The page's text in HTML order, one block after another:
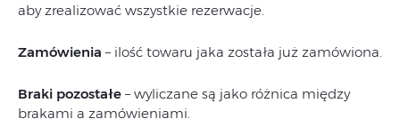
aby zrealizować wszystkie rezerwacje.
Zamówienia – ilość towaru jaka została już zamówiona.
Braki pozostałe – wyliczane są jako różnica między
brakami a zamówieniami.